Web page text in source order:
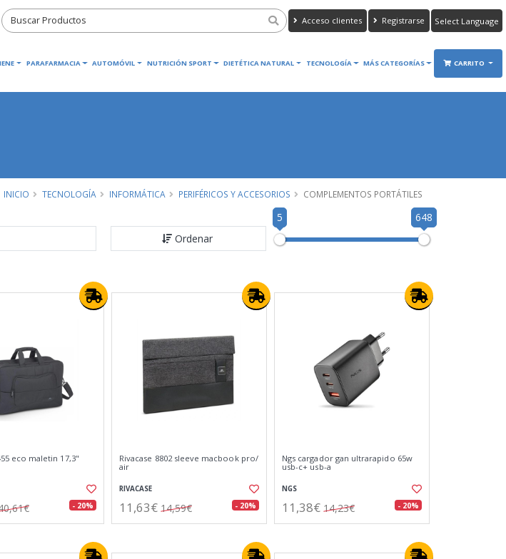
Acceso clientes Registrarse
Translate
PARAFARMACIA AUTOMÓVIL NUTRICIÓN SPORT DIETÉTICA NATURAL TECNOLOGÍA MÁS CATEGORÍAS CARRITO
INICIO TECNOLOGÍA INFORMÁTICA PERIFÉRICOS Y ACCESORIOS COMPLEMENTOS PORTÁTILES
Ordenar
5 648
eco maletin 17,3"
- 20%
Rivacase 8802 sleeve macbook pro/
air
RIVACASE
11,63€ 14,59€ - 20%
Ngs cargador gan ultrarapido 65w
usb-c+ usb-a
NGS
11,38€ 14,23€ - 20%